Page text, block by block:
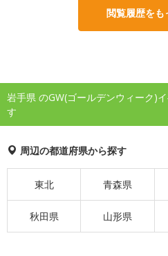
閲覧履歴をも
岩手県 のGW(ゴールデンウィーク)
す
周辺の都道府県から探す
東北 青森県
秋田県 山形県